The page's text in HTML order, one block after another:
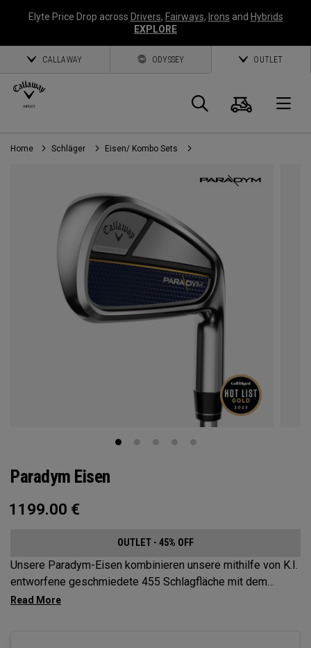
Elyte Price Drop across Drivers, Fairways, Irons and Hybrids
EXPLORE
CALLAWAY ODYSSEY OUTLET
Suche
Home Schläger Eisen/ Kombo Sets
Paradym Eisen
1199.00 €
OUTLET - 45% OFF
Unsere Paradym-Eisen kombinieren unsere mithilfe von K.I.
entworfene geschmiedete 455 Schlagfläche mit dem
brandneuen Speed ​​Frame. Diese Eisen wurden für Golfer